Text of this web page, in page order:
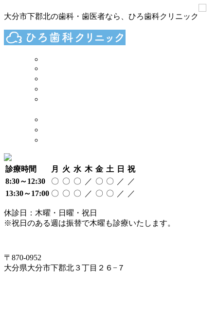
大分市下郡北の歯科・歯医者なら、ひろ歯科クリニック
診療時間 月 火 水 木 金 土 日 祝
8:30～12:30
〇 〇 〇 ／ 〇 〇 ／
／
13:30～17:00 〇 〇 〇 ／ 〇 〇 ／ ／
休診日：木曜・日曜・祝日
※祝日のある週は振替で木曜も診療いたします。
〒870-0952
大分県大分市下郡北３丁目２６−７